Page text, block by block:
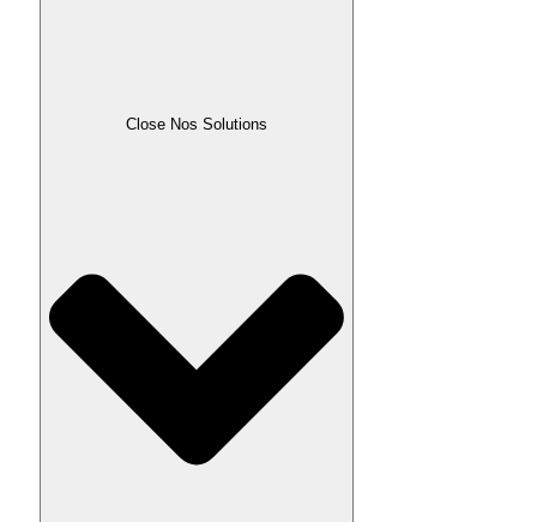
Close Nos Solutions